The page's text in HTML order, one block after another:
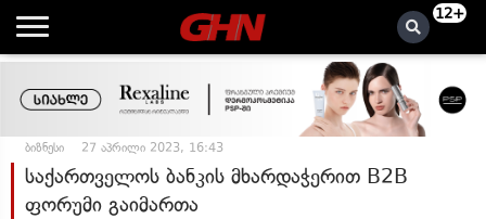
12+
ბიზნესი 27 აპრილი 2023, 16:43
საქართველოს ბანკის მხარდაჭერით B2B
ფორუმი გაიმართა